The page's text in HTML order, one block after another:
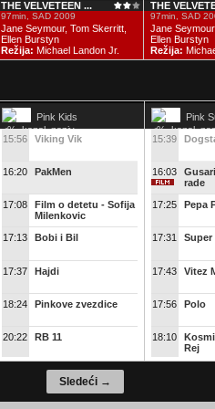
THE VELVETEEN ...
97min, SAD 2009
Jane Seymour, Tom Skerritt,
Ellen Burstyn
Režija: Michael Landon Jr.
THE
97min, SAD
Jane
Ellen Burstyn
Režija:
Pink Kids
15:56
Viking Vik
16:20 PakMen
17:08
Film o detetu - Sofija
Milenkovic
17:13 Bobi i Bil
17:37 Hajdi
18:24 Pinkove zvezdice
20:22 RB 11
Film o detetu - Sofija
Milenkovic
20:29
Zvonar Bogorodičine
Pink
15:39
16:03
rade
17:25 Pepa
17:31 Super
17:43 Vitez
17:56 Polo
18:10
Rej
18:36
Sledeći →